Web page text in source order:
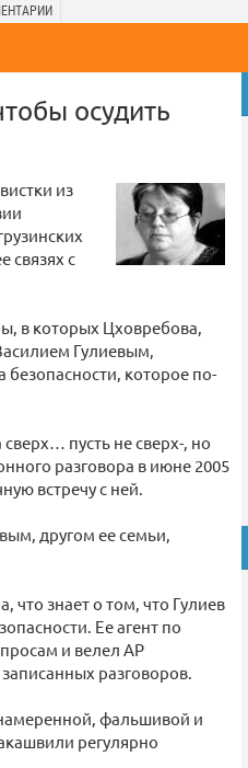
осудить
из
связях с
в которых Цховребова,
Гулиевым,
безопасности, которое по-
пусть не сверх-, но
разговора в июне 2005
встречу с ней.
другом ее семьи,
знает о том, что Гулиев
Ее агент по
и велел AP
разговоров.
фальшивой и
регулярно